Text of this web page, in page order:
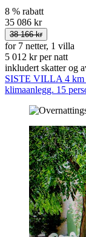
8 % rabatt
35 086 kr
38 166 kr
for 7 netter, 1 villa
5 012 kr per natt
inkludert skatter og
SISTE VILLA 4 km
klimaanlegg. 15